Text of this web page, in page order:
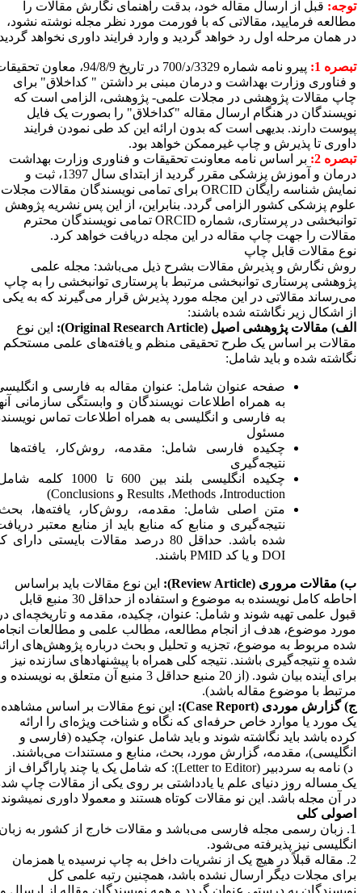
قبل از ارسال مقاله خود، بدقت راهنمای نگارش مقالات را
فرمایید، مقالاتی که با فورمت مورد نظر مجله نوشته نشود،
همان مرحله اول رد خواهد گردید و وارد فرایند داوری نخواهد گردید.
1:
پیرو نامه شماره 3329/د/700 در تاریخ 94/8/9، معاون تحقیقات
فناوری وزارت بهداشت و درمان مبنی بر داشتن " کداخلاق" برای
مقالات پژوهشی در مجلات علمی- پژوهشی، الزامی است که
در هنگام ارسال مقاله "کداخلاق" را بصورت یک فایل
دارند. بدیهی است که بدون ارائه این کد طی نمودن فرایند
تا پذیرش و چاپ غیرممکن خواهد بود.
2:
بر اساس نامه معاونت تحقیقات و فناوری وزارت بهداشت
درمان و آموزش پزشکی مقرر گردید از ابتدای سال 1397، ثبت و
شناسه رایگانORCIDبرای تمامی نویسندگان مقالات مجلات
پزشکی کشور الزامی گردد. بنابراین، از این پس نشریه پژوهش
در پرستاری، شماره ORCIDتمامی نویسندگان محترم
را جهت چاپ مقاله در این مجله دریافت خواهد کرد
مقالات قابل چاپ
نگارش و پذیرش مقالات بشرح ذیل می‌باشد: مجله علمی
پرستاری توانبخشی مرتبط با پرستاری توانبخشی را به چاپ
مقالاتی در این مجله مورد پذیرش قرار می‌گیرند که به یکی
اشکال زیر نگاشته شده باشند:
مقالات پژوهشی اصیل (Original Research Article)
:این نوع
بر اساس یک طرح تحقیقی منظم و یافته‌های علمی مستحکم
شده و باید شامل:
صفحه عنوان شامل: عنوان مقاله به فارسی و انگلیسی
به همراه اطلاعات نویسندگان و وابستگی سازمانی آنها
به فارسی و انگلیسی به همراه اطلاعات تماس نویسنده
مسئول
چکیده فارسی شامل: مقدمه، روش‌کار، یافته‌ها و
نتیجه‌گیری
چکیده انگلیسی بلند بین 600 تا 1000 کلمه شامل:
Introduction،Methods،Resultsو Conclusions
)
متن اصلی شامل: مقدمه، روش‌کار، یافته‌ها، بحث،
نتیجه‌گیری و منابع که منابع باید از منابع معتبر دریافت
شده باشد. حداقل 80 درصد مقالات بایستی دارای کد
DOIو یا کدPMIDباشند.
مقالات مروری(Review Article)
:این نوع مقالات باید براساس
احاطه کامل نویسنده به موضوع و استفاده از حداقل 30 منبع قابل
علمی تهیه شوند و شامل: عنوان، چکیده، مقدمه و تاریخچه‌ای در
موضوع، هدف از انجام مطالعه، مطالب علمی و مطالعات انجام
مربوط به موضوع، تجزیه و تحلیل و بحث درباره پژوهش‌های ارائه
و نتیجه‌گیری باشند. نتیجه کلی همراه با پیشنهادهای سازنده نیز
برای آینده بیان شود. (از 20 منبع حداقل 3 منبع آن متعلق به نویسنده و
با موضوع مقاله باشد).
گزارش موردی(Case Report)
:این نوع مقالات بر اساس مشاهده
مورد یا موارد خاص حرفه‌ای که نگاه و شناخت ویژه‌ای را ارائه
باشد باید نگاشته شوند و باید شامل عنوان، چکیده (فارسی و
مقدمه، گزارش مورد، بحث، منابع و مستندات می‌باشند.
د) نامه به سردبیر ( Letter to Editor): که شامل یک یا چند پاراگراف از
مساله روز دنیای علم یا یادداشتی بر روی یکی از مقالات چاپ شده
آن مجله باشد. این نو مقالات کوتاه هستند و معمولا داوری نمیشوند.
کلی
1. زبان رسمی مجله فارسی می‌باشد و مقالات خارج از کشور به زبان
نیز پذیرفته می‌شود.
2. مقاله قبلاً در هیچ یک از نشریات داخل به چاپ نرسیده یا همزمان
مجلات دیگر ارسال نشده باشد، همچنین رتبه علمی کل
به درستی عنوان گردد و همه نویسندگان مقاله از ارسال و